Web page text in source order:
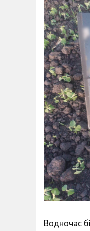
Водночас